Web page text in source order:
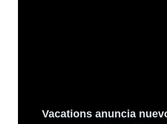
Vacations anuncia